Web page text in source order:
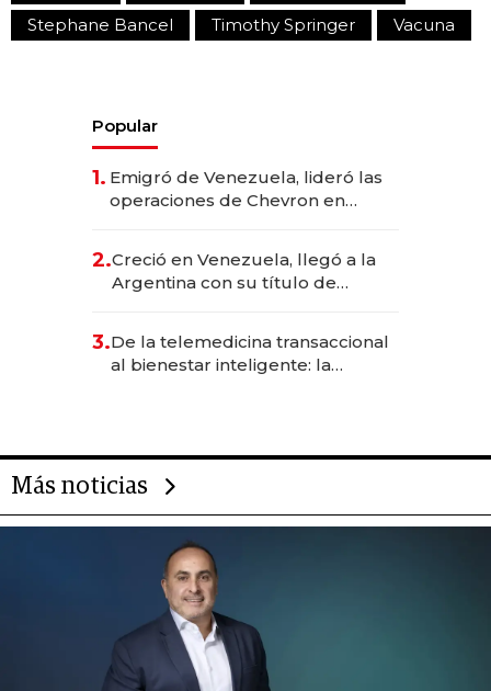
Stephane Bancel
Timothy Springer Vacuna
Popular
1. Emigró de Venezuela, lideró las
operaciones de Chevron en
2.Creció en Venezuela, llegó a la
Argentina con su título de
las marcas "fast premium"
3.De la telemedicina transaccional
al bienestar inteligente: la
Más noticias